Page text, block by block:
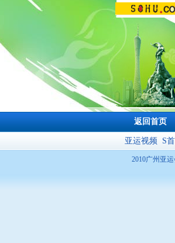
返回首页
亚运视频 S
2010广州亚